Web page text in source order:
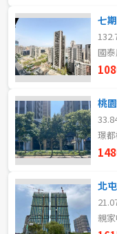
七
國
璟
北
親